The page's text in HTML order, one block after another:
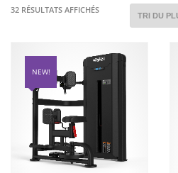
32 RÉSULTATS AFFICHÉSTRIÉ
AU
PLUS
ANCIEN
NEW!